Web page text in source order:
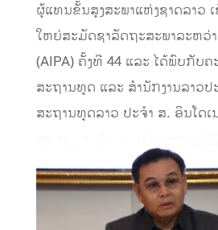
ຜູ້ແທນຂັ້ນສູງສະພາແຫ່ງຊາດລາວ
ໃຫຍ່ສະມັດຊາລັດຖະສະພາລະຫວ່າ
(AIPA) ຄັ້ງທີ 44 ແລະ ໄດ້ພົບກັບຄ
ສະຖານທູດ ແລະ ສໍານັກງານລາວ
ສະຖານທູດລາວ ປະຈໍາ ສ. ອິນໂດເ